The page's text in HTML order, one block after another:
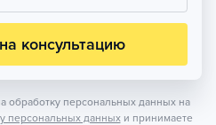
консультацию
обработку персональных данных на
персональных данных и принимаете